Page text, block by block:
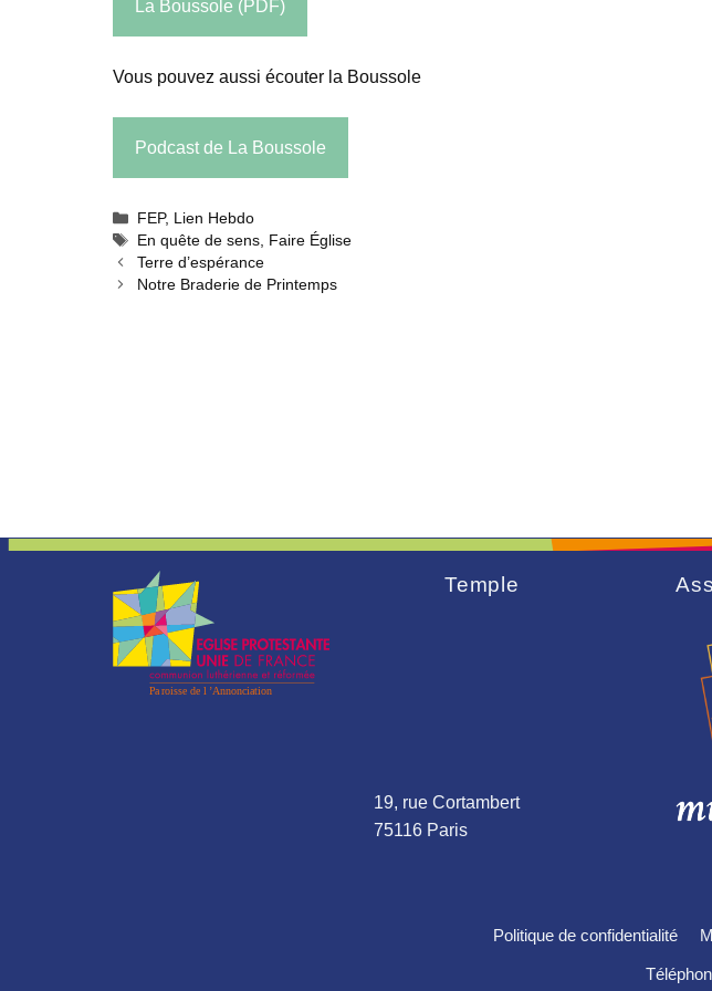
La Boussole (PDF)
Vous pouvez aussi écouter la Boussole
Podcast de La Boussole
Catégories
FEP,
Lien Hebdo
Étiquettes
En quête de sens,
Faire Église
Terre d’espérance
Notre Braderie de Printemps
Temple
19, rue Cortambert
75116 Paris
Politique de confidentialité